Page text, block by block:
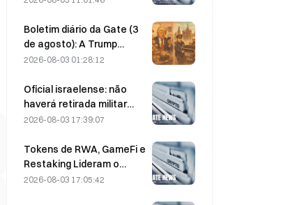
Baixa, Diz uma Pesquisa
que Aponta Valorização
de 10x
Boletim diário da Gate (3
de agosto): A Trump
Media volta a comprar e
seguida, transfere 2628
BTC; a proibição da
mineração cripto em
partir de agosto
2026-08-03 01:28:12
Oficial israelense: não
haverá retirada militar
antes que o Hamas
2026-08-03 17:39:07
Tokens de RWA, GameFi e
Restaking Lideram o
Desempenho do Mercado
2026-08-03 17:05:42